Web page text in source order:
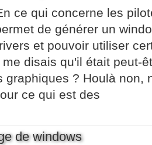
ce qui concerne les
de générer un
et pouvoir utiliser
disais qu'il était peut-
graphiques ? Houlà non,
ce qui est des
de windows